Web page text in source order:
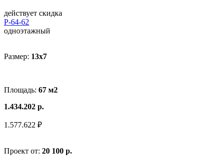
действует скидка
Р-64-62
одноэтажный
Размер: 13х7
Площадь: 67 м2
1.434.202 р.
1.577.622 ₽
Проект от: 20 100 р.